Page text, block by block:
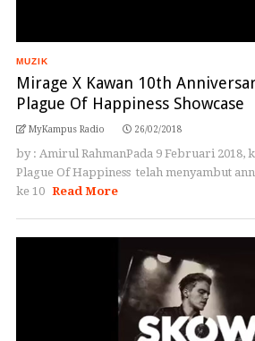
MUZIK
Mirage X Kawan 10th
Plague Of Happiness Showcase
MyKampus Radio 26/02/2018
by : Amirul Rahman ​Pada 9 Februari 2018,
Plague Of Happiness telah menyambut
ke 10 Read More